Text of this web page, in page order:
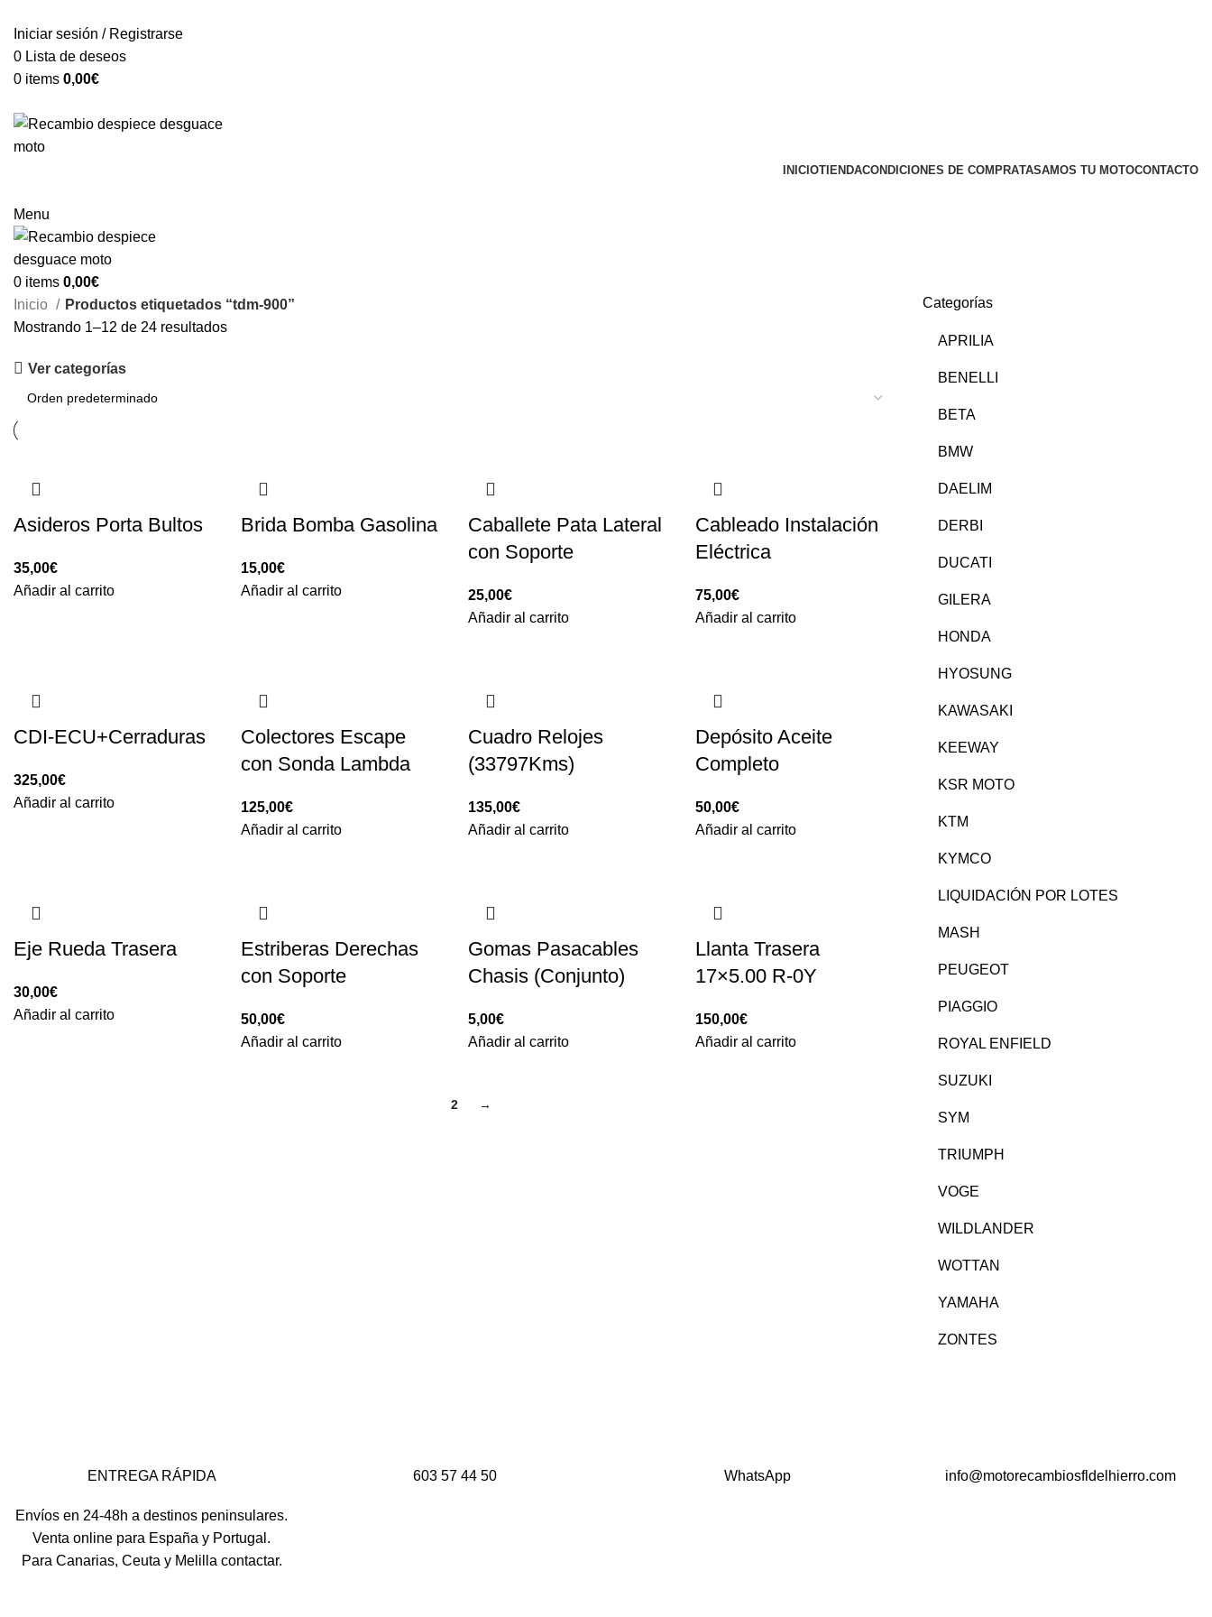
Iniciar sesión / Registrarse
0 Lista de deseos
0 items 0,00€
INICIOTIENDACONDICIONES DE COMPRATASAMOS TU MOTOCONTACTO
Menu
0 items 0,00€
Categorías
APRILIA
BENELLI
BETA
BMW
DAELIM
DERBI
DUCATI
GILERA
HONDA
HYOSUNG
KAWASAKI
KEEWAY
KSR MOTO
KTM
KYMCO
LIQUIDACIÓN POR LOTES
MASH
PEUGEOT
PIAGGIO
ROYAL ENFIELD
SUZUKI
SYM
TRIUMPH
VOGE
WILDLANDER
WOTTAN
YAMAHA
ZONTES
Inicio
Productos etiquetados “tdm-900”
Mostrando 1–12 de 24 resultados
Ver categorías
Asideros Porta Bultos
35,00€
Añadir al carrito
Brida Bomba Gasolina
15,00€
Añadir al carrito
Caballete Pata Lateral
con Soporte
25,00€
Añadir al carrito
Cableado Instalación
Eléctrica
75,00€
Añadir al carrito
CDI-ECU+Cerraduras
325,00€
Añadir al carrito
Colectores Escape
con Sonda Lambda
125,00€
Añadir al carrito
Cuadro Relojes
(33797Kms)
135,00€
Añadir al carrito
Depósito Aceite
Completo
50,00€
Añadir al carrito
Eje Rueda Trasera
30,00€
Añadir al carrito
Estriberas Derechas
con Soporte
50,00€
Añadir al carrito
Gomas Pasacables
Chasis (Conjunto)
5,00€
Añadir al carrito
Llanta Trasera
17×5.00 R-0Y
150,00€
Añadir al carrito
2 →
ENTREGA RÁPIDA
Envíos en 24-48h a destinos peninsulares.
Venta online para España y Portugal.
Para Canarias, Ceuta y Melilla contactar.
603 57 44 50 WhatsApp info@motorecambiosfldelhierro.com